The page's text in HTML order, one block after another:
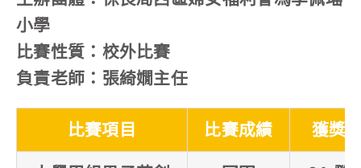
小學
比賽性質：校外比賽
負責老師：張綺嫺主任
比賽項目 比賽成績 獲獎